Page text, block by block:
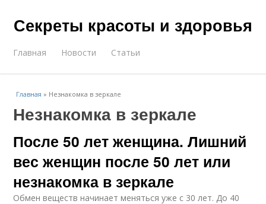
Секреты красоты и здоровья
Главная Новости Статьи
Главная » Незнакомка в зеркале
Незнакомка в зеркале
После 50 лет женщина. Лишний
вес женщин после 50 лет или
незнакомка в зеркале
Обмен веществ начинает меняться уже с 30 лет. До 40